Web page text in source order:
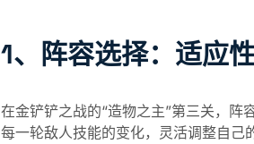
1、阵容选择：适应
在金铲铲之战的“造物之主”第三关，阵
每一轮敌人技能的变化，灵活调整自己